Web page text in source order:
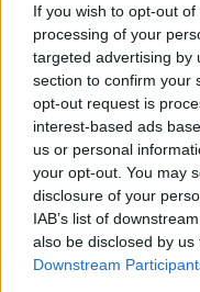
If you wish to opt-out
processing of your
targeted advertising by
section to confirm your
opt-out request is
interest-based ads
us or personal
your opt-out. You may
disclosure of your
IAB’s list of
also be disclosed by
Downstream
Ακόμα κι αν δεν
υποκείμενη
πονοκεφάλους
επισκεφτείτε έναν
ανακούφιση,
στον τρόπο ζωής.
κάποιες άλλες
αποκλείσει τυχόν
πονοκεφάλους,
καταπονημένους